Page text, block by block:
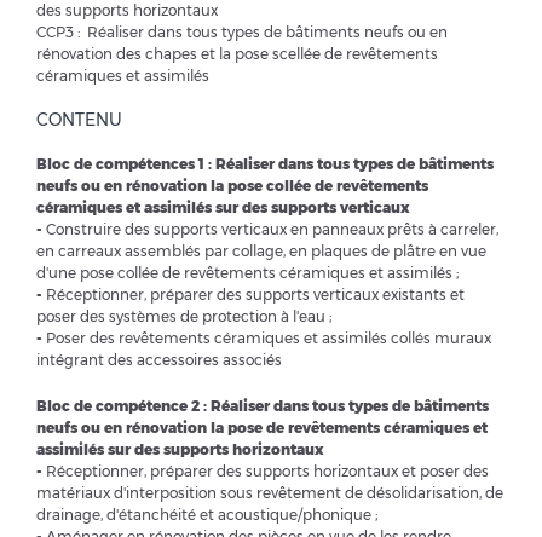
des supports horizontaux
CCP3 : Réaliser dans tous types de bâtiments neufs ou en
rénovation des chapes et la pose scellée de revêtements
céramiques et assimilés
CONTENU
Bloc de compétences 1 : Réaliser dans tous types de bâtiments
neufs ou en rénovation la pose collée de revêtements
céramiques et assimilés sur des supports verticaux
- Construire des supports verticaux en panneaux prêts à carreler,
en carreaux assemblés par collage, en plaques de plâtre en vue
d'une pose collée de revêtements céramiques et assimilés ;
- Réceptionner, préparer des supports verticaux existants et
poser des systèmes de protection à l'eau ;
- Poser des revêtements céramiques et assimilés collés muraux
intégrant des accessoires associés
Bloc de compétence 2 : Réaliser dans tous types de bâtiments
neufs ou en rénovation la pose de revêtements céramiques et
assimilés sur des supports horizontaux
- Réceptionner, préparer des supports horizontaux et poser des
matériaux d'interposition sous revêtement de désolidarisation, de
drainage, d'étanchéité et acoustique/phonique ;